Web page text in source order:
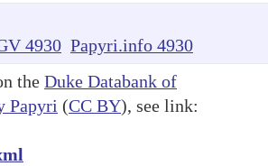
4930 Papyri.info 4930
the Duke Databank of
Papyri (CC BY), see link: